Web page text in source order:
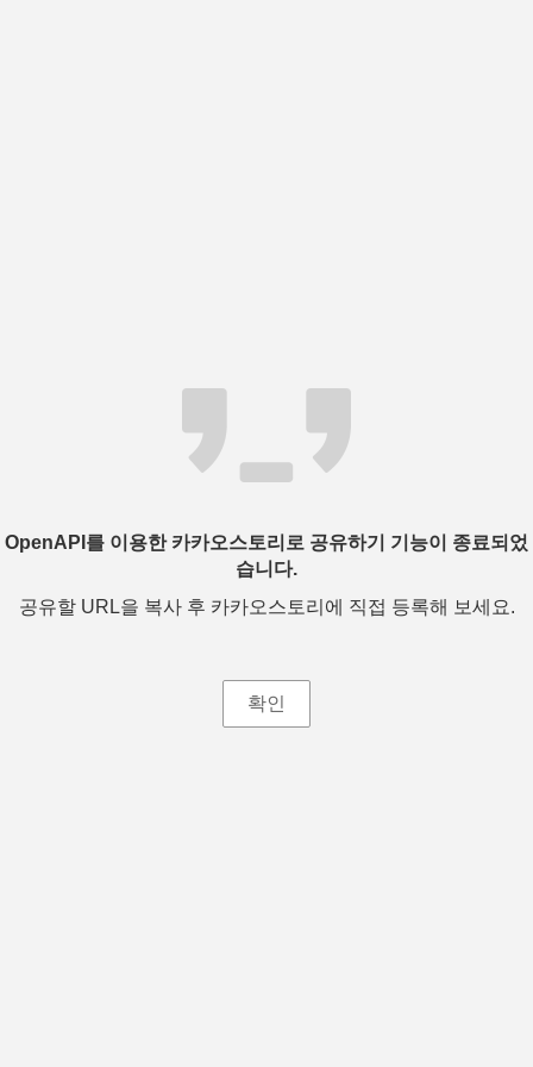
OpenAPI를 이용한 카카오스토리로 공유하기 기능이 종료되었
습니다.
공유할 URL을 복사 후 카카오스토리에 직접 등록해 보세요.
확인